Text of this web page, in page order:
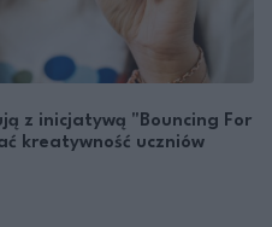
z inicjatywą "Bouncing For
kreatywność uczniów